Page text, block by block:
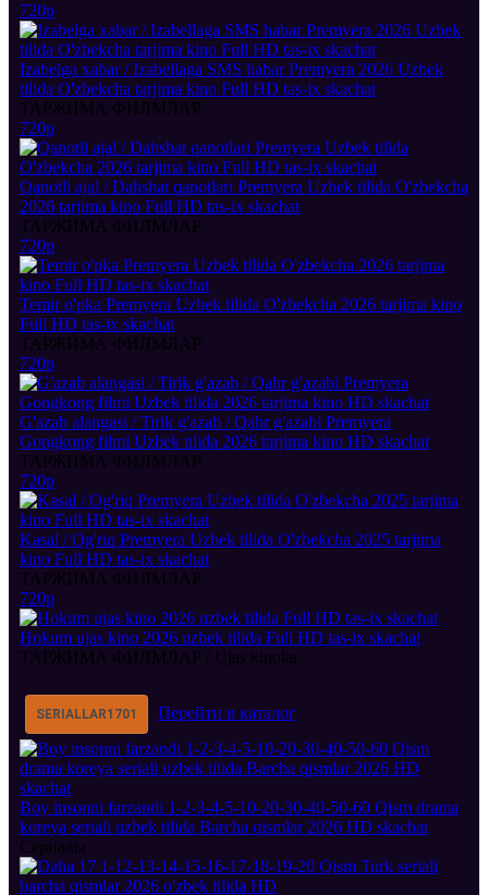
720p
Izabelga xabar / Izabellaga SMS habar Premyera 2026 Uzbek
tilida O'zbekcha tarjima kino Full HD tas-ix skachat
ТАРЖИМА ФИЛМЛАР
720p
Qanotli ajal / Dahshat qanotlari Premyera Uzbek tilida O'zbekcha
2026 tarjima kino Full HD tas-ix skachat
ТАРЖИМА ФИЛМЛАР
720p
Temir o'pka Premyera Uzbek tilida O'zbekcha 2026 tarjima kino
Full HD tas-ix skachat
ТАРЖИМА ФИЛМЛАР
720p
G'azab alangasi / Tirik g'azab / Qahr g'azabi Premyera
Gongkong filmi Uzbek tilida 2026 tarjima kino HD skachat
ТАРЖИМА ФИЛМЛАР
720p
Kasal / Og'riq Premyera Uzbek tilida O'zbekcha 2025 tarjima
kino Full HD tas-ix skachat
ТАРЖИМА ФИЛМЛАР
720p
Hokum ujas kino 2026 uzbek tilida Full HD tas-ix skachat
ТАРЖИМА ФИЛМЛАР / Ujas kinolar
SERIALLAR1701 Перейти в каталог
Boy insonni farzandi 1-2-3-4-5-10-20-30-40-50-60 Qism drama
koreya seriali uzbek tilida Barcha qismlar 2026 HD skachat
Сериалы